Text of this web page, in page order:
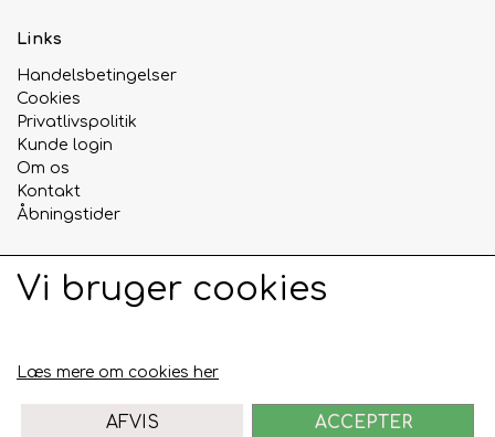
Links
Handelsbetingelser
Cookies
Privatlivspolitik
Kunde login
Om os
Kontakt
Åbningstider
Sociale medier
Vi bruger cookies
Læs mere om cookies her
AFVIS ACCEPTER